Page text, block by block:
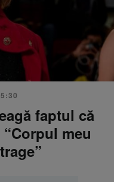
faptul că
meu